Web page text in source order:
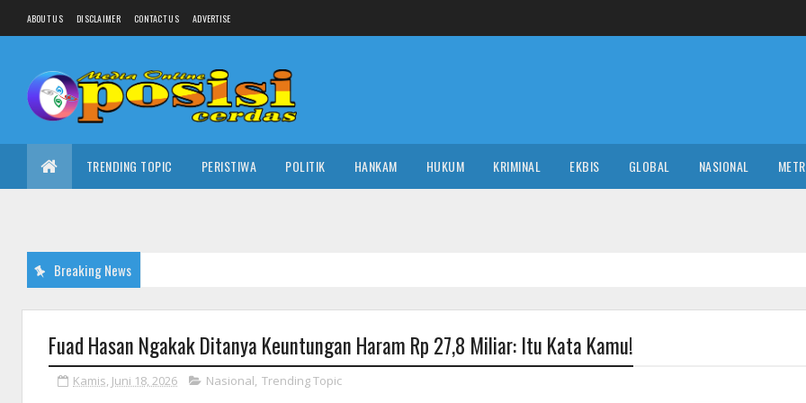
ABOUT US DISCLAIMER CONTACT US ADVERTISE
TRENDING TOPIC PERISTIWA POLITIK HANKAM HUKUM KRIMINAL EKBIS GLOBAL NASIONAL
Breaking News
Fuad Hasan Ngakak Ditanya Keuntungan Haram Rp 27,8 Miliar: Itu Kata Kamu!
Kamis, Juni 18, 2026 Nasional, Trending Topic